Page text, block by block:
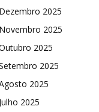
2025
2025
2025
2025
2025
2025